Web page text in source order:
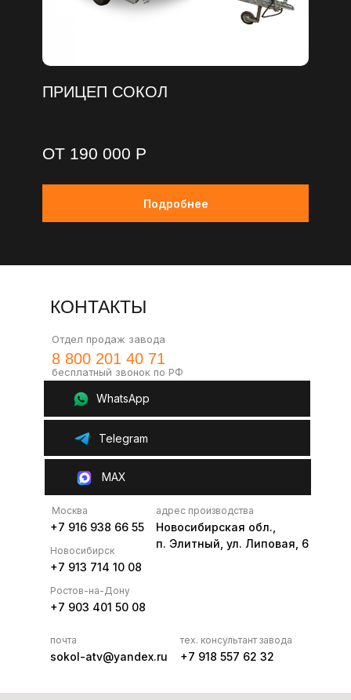
ПРИЦЕП СОКОЛ
ОТ 190 000 Р
Подробнее
КОНТАКТЫ
бесплатный звонок по РФ
Отдел продаж завода
Москва
8 800 201 40 71
Новосибирск
Ростов-на-Дону
почта
WhatsApp
Telegram
MAX
+7 916 938 66 55
+7 913 714 10 08
+7 903 401 50 08
sokol-atv@yandex.ru
Новосибирская обл.,
п. Элитный, ул. Липовая, 6
тех. консультант завода
адрес производства
+7 918 557 62 32